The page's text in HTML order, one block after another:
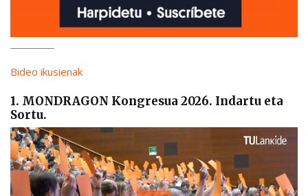
Bideo ikusienak
1. MONDRAGON Kongresua 2026. Indartu eta
Sortu.